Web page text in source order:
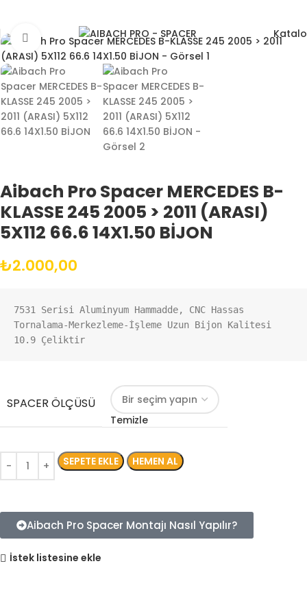
Büyütmek için tıklayın
Aibach Pro Spacer MERCEDES B-
KLASSE 245 2005 > 2011 (ARASI)
5X112 66.6 14X1.50 BİJON
₺2.000,00
7531 Serisi Aluminyum Hammadde, CNC Hassas
Tornalama-Merkezleme-İşleme Uzun Bijon Kalitesi
10.9 Çeliktir
SPACER ÖLÇÜSÜ
Temizle
SEPETE EKLE HEMEN AL
Aibach Pro Spacer Montajı Nasıl Yapılır?
İstek listesine ekle